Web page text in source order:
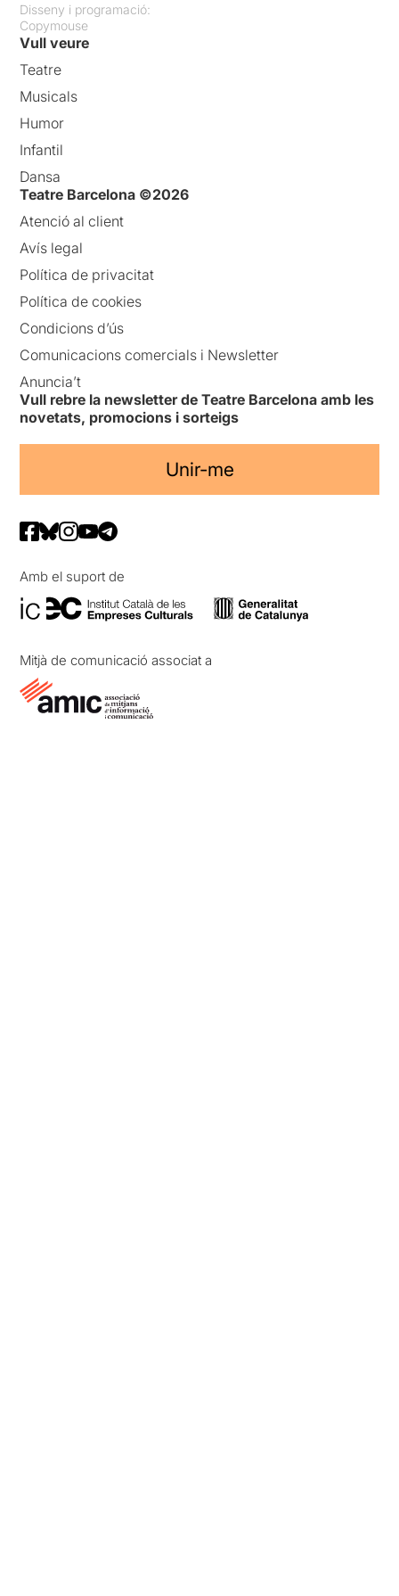
Disseny i programació:
Copymouse
Vull veure
Teatre
Musicals
Humor
Infantil
Dansa
Teatre Barcelona ©2026
Atenció al client
Avís legal
Política de privacitat
Política de cookies
Condicions d’ús
Comunicacions comercials i Newsletter
Anuncia’t
Vull rebre la newsletter de Teatre Barcelona amb les
novetats, promocions i sorteigs
Unir-me
Amb el suport de
Mitjà de comunicació associat a